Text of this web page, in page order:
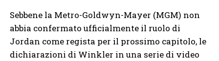
Sebbene la Metro-Goldwyn-Mayer (MGM) non
abbia confermato ufficialmente il ruolo di
Jordan come regista per il prossimo capitolo, le
dichiarazioni di Winkler in una serie di video